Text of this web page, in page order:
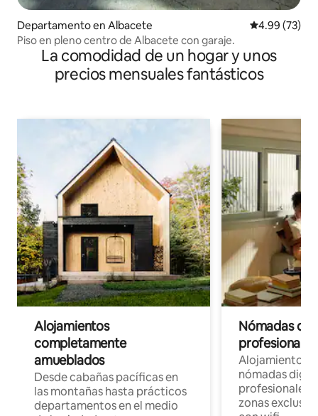
Departamento en Albacete Calificación
4.99 (73)
Piso en pleno centro de Albacete con garaje.
La comodidad de un hogar y unos
precios mensuales fantásticos
Alojamientos
completamente
amueblados
Desde cabañas pacíficas en
las montañas hasta prácticos
departamentos en el medio
Nómadas
Alojamientos
nómadas
profesionales
zonas